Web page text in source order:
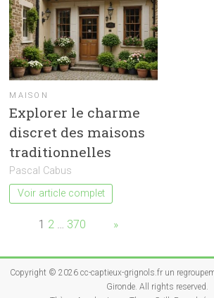
MAISON
Explorer le charme
discret des maisons
traditionnelles
Pascal Cabus
Voir article complet
Page:1 2 … 370 »
Copyright © 2026cc-captieux-grignols.fr un
Gironde. All rights reserved.